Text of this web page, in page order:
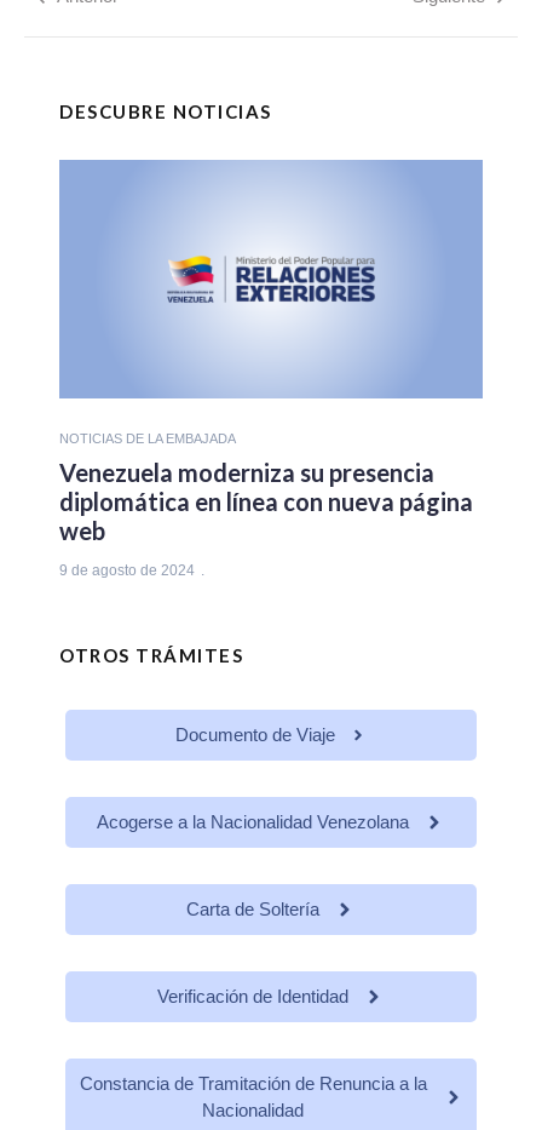
DESCUBRE NOTICIAS
NOTICIAS DE LA EMBAJADA
Venezuela moderniza su presencia
diplomática en línea con nueva página
web
9 de agosto de 2024
OTROS TRÁMITES
Documento de Viaje
Acogerse a la Nacionalidad Venezolana
Carta de Soltería
Verificación de Identidad
Constancia de Tramitación de Renuncia a la
Nacionalidad